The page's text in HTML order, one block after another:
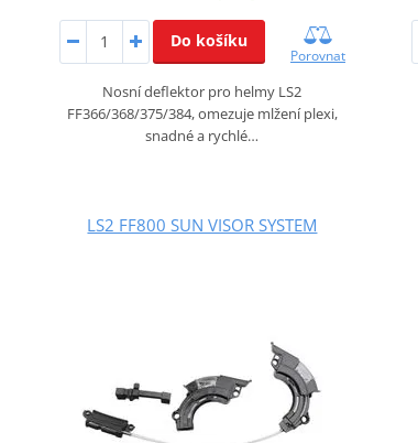
Do košíku
Porovnat
Nosní deflektor pro helmy LS2
FF366/368/375/384, omezuje mlžení plexi,
snadné a rychlé…
LS2 FF800 SUN VISOR SYSTEM